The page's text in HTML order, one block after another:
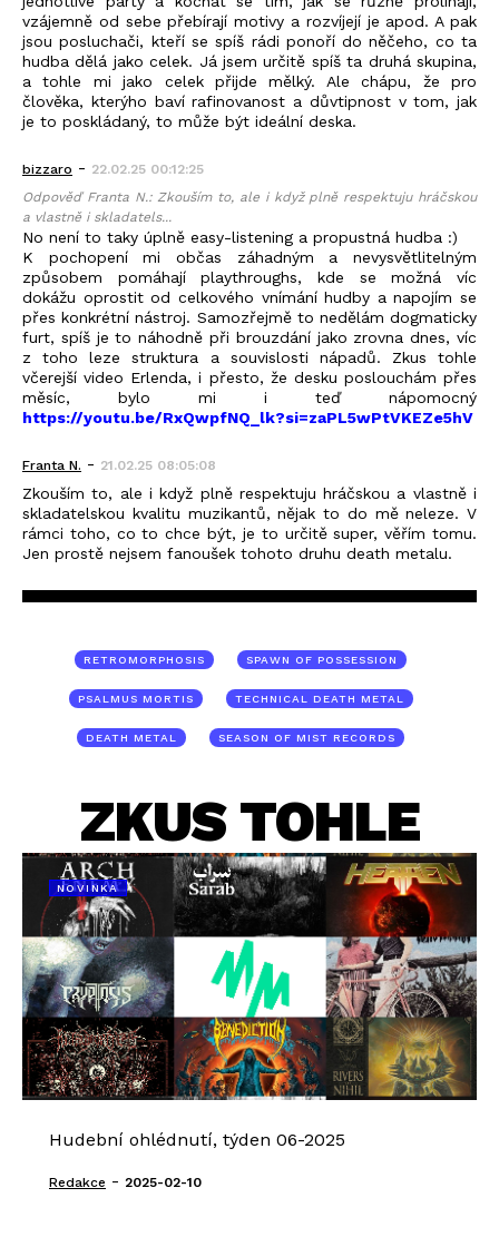
vzájemně od sebe přebírají motivy a rozvíjejí je apod. A pak
jsou posluchači, kteří se spíš rádi ponoří do něčeho, co ta
hudba dělá jako celek. Já jsem určitě spíš ta druhá skupina,
a tohle mi jako celek přijde mělký. Ale chápu, že pro
člověka, kterýho baví rafinovanost a důvtipnost v tom, jak
je to poskládaný, to může být ideální deska.
bizzaro - 22.02.25 00:12:25
Odpověď Franta N.: Zkouším to, ale i když plně respektuju hráčskou
a vlastně i skladatels...
No není to taky úplně easy-listening a propustná hudba :)
K pochopení mi občas záhadným a nevysvětlitelným
způsobem pomáhají playthroughs, kde se možná víc
dokážu oprostit od celkového vnímání hudby a napojím se
přes konkrétní nástroj. Samozřejmě to nedělám dogmaticky
furt, spíš je to náhodně při brouzdání jako zrovna dnes, víc
z toho leze struktura a souvislosti nápadů. Zkus tohle
včerejší video Erlenda, i přesto, že desku poslouchám přes
měsíc, bylo mi i teď nápomocný
https://youtu.be/RxQwpfNQ_lk?si=zaPL5wPtVKEZe5hV
Franta N. - 21.02.25 08:05:08
Zkouším to, ale i když plně respektuju hráčskou a vlastně i
skladatelskou kvalitu muzikantů, nějak to do mě neleze. V
rámci toho, co to chce být, je to určitě super, věřím tomu.
Jen prostě nejsem fanoušek tohoto druhu death metalu.
RETROMORPHOSIS SPAWN OF POSSESSION
PSALMUS MORTIS TECHNICAL DEATH METAL
DEATH METAL SEASON OF MIST RECORDS
ZKUS TOHLE
NOVINKA
Hudební ohlédnutí, týden 06-2025
Redakce - 2025-02-10